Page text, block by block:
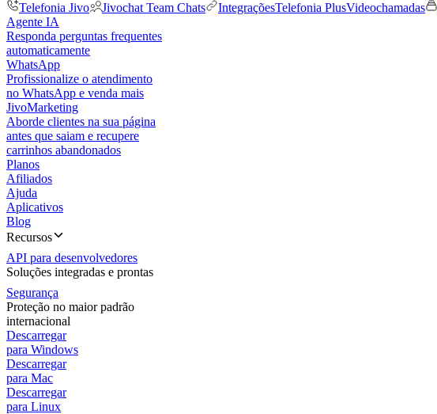
Telefonia Jivo
Jivochat Team Chats IntegraçõesTelefonia PlusVideochamadas
Agente IA
Responda perguntas frequentes
automaticamente
WhatsApp
Profissionalize o atendimento
no WhatsApp e venda mais
JivoMarketing
Aborde clientes na sua página
antes que saiam e recupere
carrinhos abandonados
Planos
Afiliados
Ajuda
Aplicativos
Blog
Recursos
API para desenvolvedores
Soluções integradas e prontas
Segurança
Proteção no maior padrão
internacional
Descarregar
para Windows
Descarregar
para Mac
Descarregar
para Linux